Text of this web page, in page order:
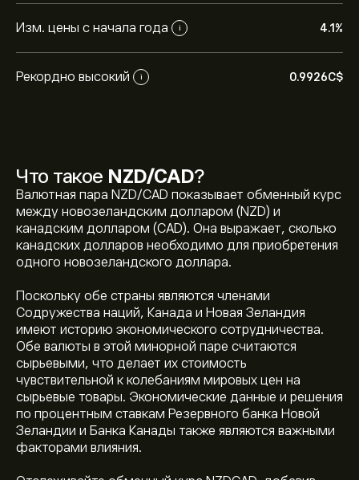
Изм. цены с начала года i 4.1%
Рекордно высокий i 0.9926‎C$‎
Что такое NZD/CAD?
Валютная пара NZD/CAD показывает обменный курс
между новозеландским долларом (NZD) и
канадским долларом (CAD). Она выражает, сколько
канадских долларов необходимо для приобретения
одного новозеландского доллара.
Поскольку обе страны являются членами
Содружества наций, Канада и Новая Зеландия
имеют историю экономического сотрудничества.
Обе валюты в этой минорной паре считаются
сырьевыми, что делает их стоимость
чувствительной к колебаниям мировых цен на
сырьевые товары. Экономические данные и решения
по процентным ставкам Резервного банка Новой
Зеландии и Банка Канады также являются важными
факторами влияния.
Текущая цена NZDCAD — это 0.82140‎C$‎ долларов
США
Исторический максимум NZD/CAD — 0.99260‎C$‎
долларов США